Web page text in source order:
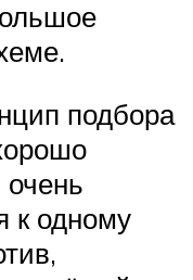
подбора
очень
к одному